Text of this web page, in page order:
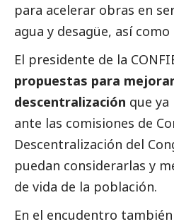
para acelerar obras en
agua y desagüe, así
El presidente de la
propuestas para
descentralización que
ante las comisiones de
Descentralización del
puedan considerarlas y
de vida de la población.
En el encudentro